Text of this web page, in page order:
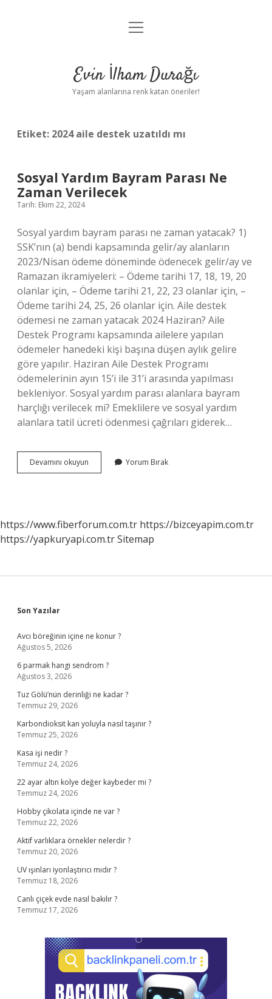
Anasayfa
Yasal Uyarı
menüyü
Evin İlham Durağı
Yaşam alanlarına renk katan öneriler!
Etiket: 2024 aile destek uzatıldı mı
Sosyal Yardım Bayram Parası Ne
Zaman Verilecek
Tarih: Ekim 22, 2024
Sosyal yardım bayram parası ne zaman yatacak? 1)
SSK’nın (a) bendi kapsamında gelir/ay alanların
2023/Nisan ödeme döneminde ödenecek gelir/ay ve
Ramazan ikramiyeleri: – Ödeme tarihi 17, 18, 19, 20
olanlar için, – Ödeme tarihi 21, 22, 23 olanlar için, –
Ödeme tarihi 24, 25, 26 olanlar için. Aile destek
ödemesi ne zaman yatacak 2024 Haziran? Aile
Destek Programı kapsamında ailelere yapılan
ödemeler hanedeki kişi başına düşen aylık gelire
göre yapılır. Haziran Aile Destek Programı
ödemelerinin ayın 15’i ile 31’i arasında yapılması
bekleniyor. Sosyal yardım parası alanlara bayram
harçlığı verilecek mi? Emeklilere ve sosyal yardım
alanlara tatil ücreti ödenmesi çağrıları giderek…
Devamını okuyun
Yardım
Verilecek
Yorum Bırak
https://www.fiberforum.com.tr https://bizceyapim.com.tr
https://yapkuryapi.com.trSitemap
Sidebar
Son Yazılar
Avcı böreğinin içine ne konur ?
Ağustos 5, 2026
6 parmak hangi sendrom ?
Ağustos 3, 2026
Tuz Gölü’nün derinliği ne kadar ?
Temmuz 29, 2026
Karbondioksit kan yoluyla nasıl taşınır ?
Temmuz 25, 2026
Kasa işi nedir ?
Temmuz 24, 2026
22 ayar altın kolye değer kaybeder mi ?
Temmuz 24, 2026
Hobby çikolata içinde ne var ?
Temmuz 22, 2026
Aktif varlıklara örnekler nelerdir ?
Temmuz 20, 2026
UV ışınları iyonlaştırıcı mıdır ?
Temmuz 18, 2026
Canlı çiçek evde nasıl bakılır ?
Temmuz 17, 2026